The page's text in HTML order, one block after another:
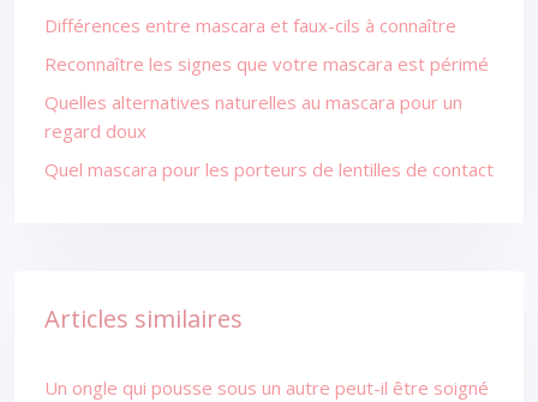
Différences entre mascara et faux-cils à connaître
Reconnaître les signes que votre mascara est périmé
Quelles alternatives naturelles au mascara pour un
regard doux
Quel mascara pour les porteurs de lentilles de contact
Articles similaires
Un ongle qui pousse sous un autre peut-il être soigné